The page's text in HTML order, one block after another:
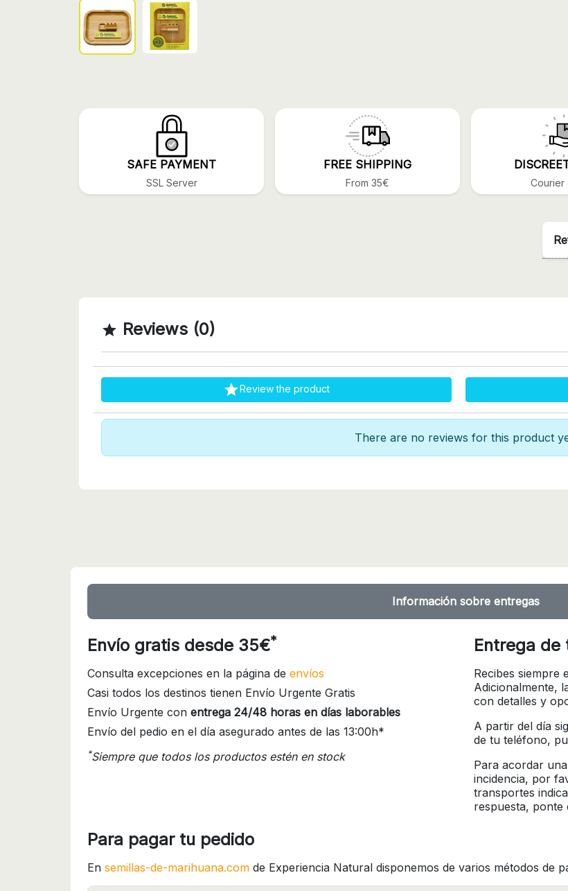
SAFE PAYMENT
SSL Server
FREE SHIPPING
From 35€ Courier
 Reviews (0)
Review the product
There are no reviews for this product
Información sobre entregas
Envío gratis desde 35€*
Consulta excepciones en la página de envíos
Casi todos los destinos tienen Envío Urgente Gratis
Envío Urgente con entrega 24/48 horas en días laborables
Envío del pedio en el día asegurado antes de las 13:00h*
*Siempre que todos los productos estén en stock
Entrega de
Recibes siempre
Adicionalmente,
con detalles y
A partir del día
de tu teléfono,
Para acordar
incidencia, por
transportes
respuesta,
Para pagar tu pedido
En semillas-de-marihuana.com de Experiencia Natural disponemos de varios métodos de